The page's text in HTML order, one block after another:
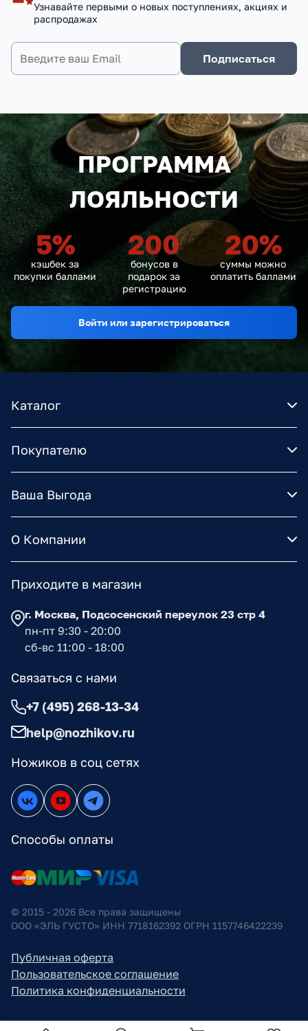
Узнавайте первыми о новых поступлениях, акциях и
распродажах
Подписаться
ПРОГРАММА
ЛОЯЛЬНОСТИ
5%
кэшбек за
покупки баллами
200
бонусов в
подарок за
регистрацию
20%
суммы можно
оплатить баллами
Войти или зарегистрироваться
Каталог
Покупателю
Ваша Выгода
О Компании
Ножиков в соц сетях
Способы оплаты
Приходите в магазин
г. Москва, Подсосенский переулок 23 стр 4
пн-пт 9:30 - 20:00
сб-вс 11:00 - 18:00
Связаться с нами
+7 (495) 268-13-34
help@nozhikov.ru
© 2015 - 2026 Все права защищены
ООО «ЭЛЬ ГУСТО» ИНН 7718162392 ОГРН 1157746422239
Публичная оферта
Пользовательское соглашение
Политика конфиденциальности